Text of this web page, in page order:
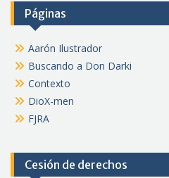
Páginas
Aarón Ilustrador
Buscando a Don Darki
Contexto
DioX-men
FJRA
Cesión de derechos